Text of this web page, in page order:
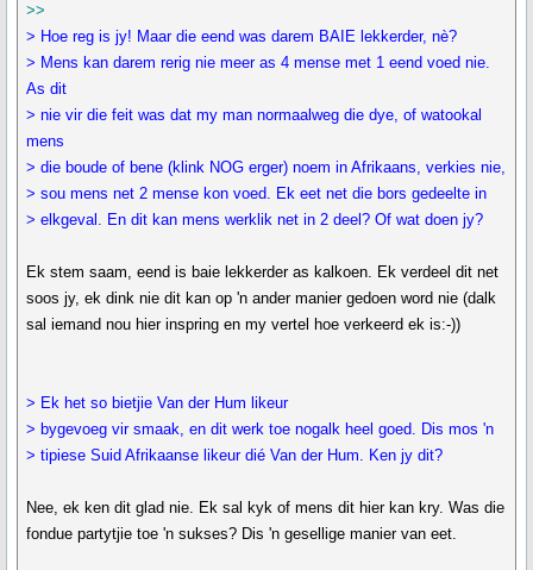
>>
> Hoe reg is jy! Maar die eend was darem BAIE lekkerder, nè?
> Mens kan darem rerig nie meer as 4 mense met 1 eend voed nie.
As dit
> nie vir die feit was dat my man normaalweg die dye, of watookal
mens
> die boude of bene (klink NOG erger) noem in Afrikaans, verkies nie,
> sou mens net 2 mense kon voed. Ek eet net die bors gedeelte in
> elkgeval. En dit kan mens werklik net in 2 deel? Of wat doen jy?
Ek stem saam, eend is baie lekkerder as kalkoen. Ek verdeel dit net
soos jy, ek dink nie dit kan op 'n ander manier gedoen word nie (dalk
sal iemand nou hier inspring en my vertel hoe verkeerd ek is:-))
> Ek het so bietjie Van der Hum likeur
> bygevoeg vir smaak, en dit werk toe nogalk heel goed. Dis mos 'n
> tipiese Suid Afrikaanse likeur dié Van der Hum. Ken jy dit?
Nee, ek ken dit glad nie. Ek sal kyk of mens dit hier kan kry. Was die
fondue partytjie toe 'n sukses? Dis 'n gesellige manier van eet.